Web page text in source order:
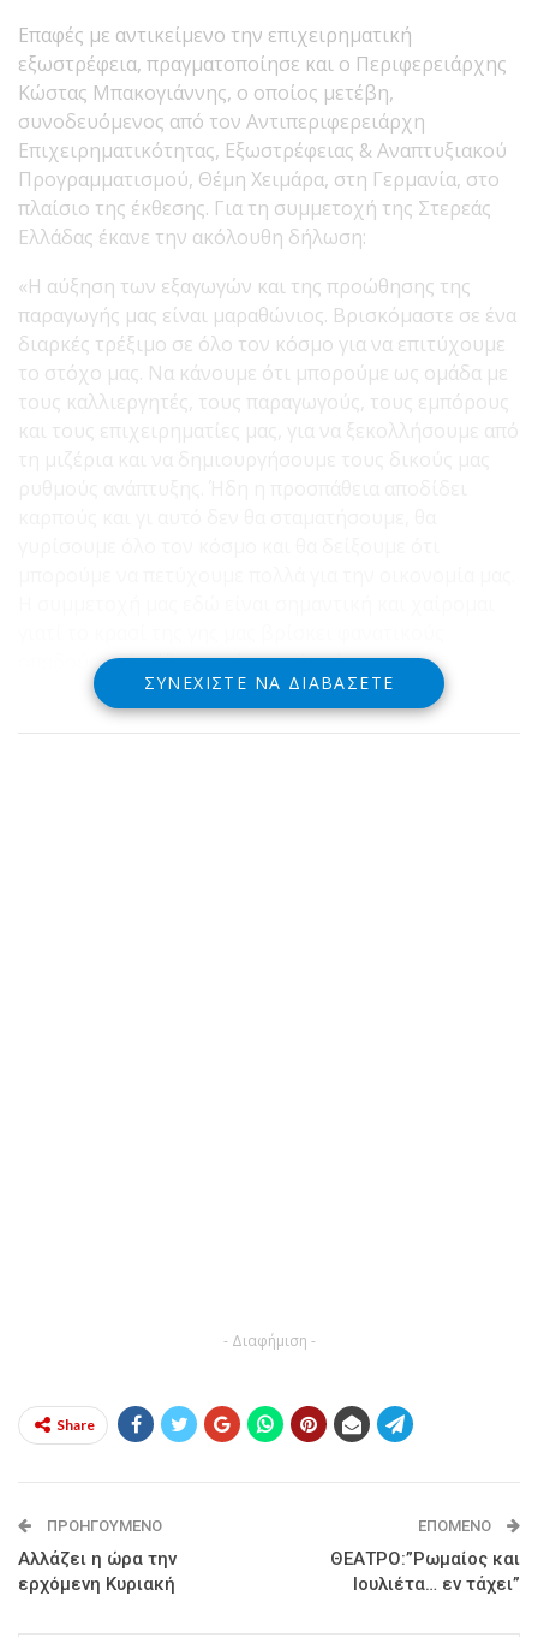
Επαφές με αντικείμενο την επιχειρηματική
εξωστρέφεια, πραγματοποίησε και ο Περιφερειάρχης
Κώστας Μπακογιάννης, ο οποίος μετέβη,
συνοδευόμενος από τον Αντιπεριφερειάρχη
Επιχειρηματικότητας, Εξωστρέφειας & Αναπτυξιακού
Προγραμματισμού, Θέμη Χειμάρα, στη Γερμανία, στο
πλαίσιο της έκθεσης. Για τη συμμετοχή της Στερεάς
Ελλάδας έκανε την ακόλουθη δήλωση:
«Η αύξηση των εξαγωγών και της προώθησης της
παραγωγής μας είναι μαραθώνιος. Βρισκόμαστε σε ένα
διαρκές τρέξιμο σε όλο τον κόσμο για να επιτύχουμε
το στόχο μας. Να κάνουμε ότι μπορούμε ως ομάδα με
τους καλλιεργητές, τους παραγωγούς, τους εμπόρους
και τους επιχειρηματίες μας, για να ξεκολλήσουμε από
οπαδούς από κάθε γωνιά του πλανήτη».
ΣΥΝΕΧΊΣΤΕ ΝΑ ΔΙΑΒΆΣΕΤΕ
- Διαφήμιση -
Share
ΠΡΟΗΓΟΎΜΕΝΟ
Αλλάζει η ώρα την
ερχόμενη Κυριακή
ΕΠΌΜΕΝΟ
ΘΕΑΤΡΟ:”Ρωμαίος και
Ιουλιέτα… εν τάχει”